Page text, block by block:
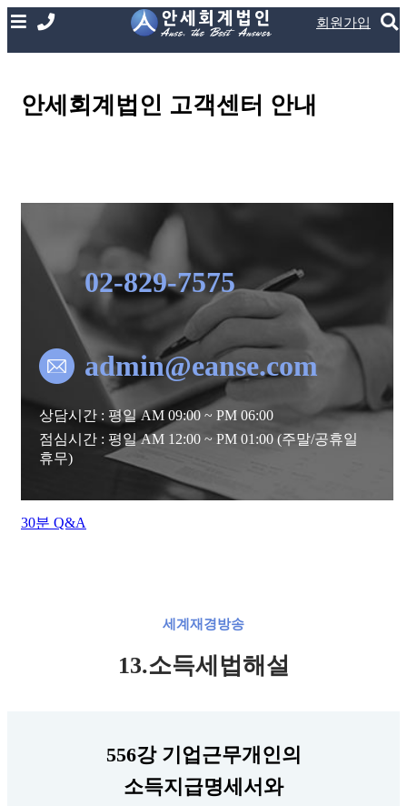
회원가입
안세회계법인 고객센터 안내
02-829-7575
admin@eanse.com
상담시간 : 평일 AM 09:00 ~ PM 06:00
점심시간 : 평일 AM 12:00 ~ PM 01:00 (주말/공휴일
휴무)
30분 Q&A
세계재경방송
13.소득세법해설
556강 기업근무개인의
소득지급명세서와